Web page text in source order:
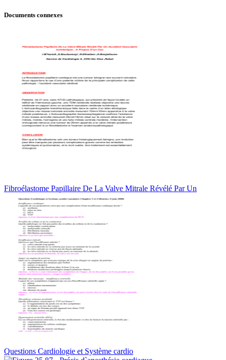
Documents connexes
Fibroélastome Papillaire De La Valve Mitrale Révélé Par Un
Questions Cardiologie et Système cardio